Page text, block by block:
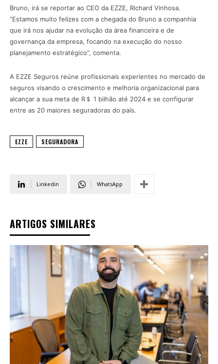
Bruno, irá se reportar ao CEO da EZZE, Richard Vinhosa.
“Estamos muito felizes com a chegada do Bruno a companhia
que irá nos ajudar na evolução da área financeira e de
governança da empresa, focando na execução do nosso
planejamento estratégico”, comenta.
A EZZE Seguros reúne profissionais experientes no mercado de
seguros visando o crescimento e melhoria organizacional para
alcançar a sua meta de R＄ 1 bilhão até 2024 e se configurar
entre as 20 maiores seguradoras do país.
EZZE SEGURADORA
Linkedin WhatsApp
ARTIGOS SIMILARES